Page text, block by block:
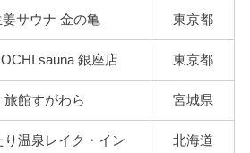
姜サウナ 金の亀 東京都
sauna 銀座店 東京都
旅館すがわら 宮城県
り温泉レイク・イン 北海道